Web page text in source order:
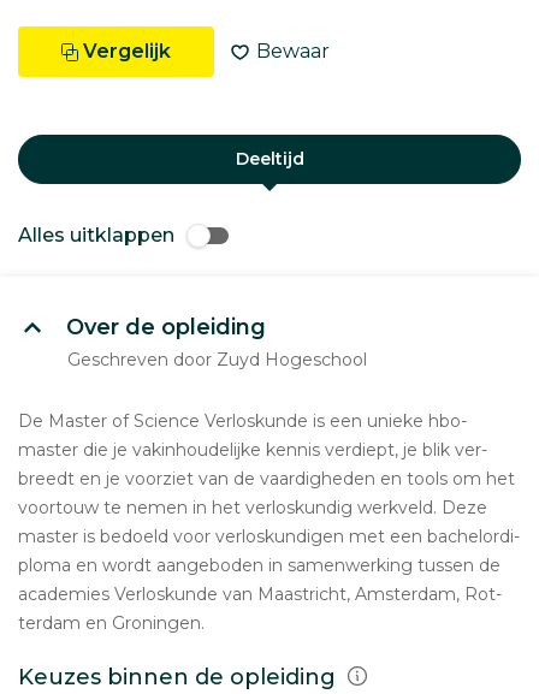
Vergelijk Bewaar
Deeltijd
Alles uitklappen
Over de opleiding
Geschreven door Zuyd Hogeschool
De Master of Science Ver­los­kun­de is een unieke hbo-
master die je vak­in­hou­de­lij­ke kennis verdiept, je blik ver­
breedt en je voorziet van de vaar­dig­he­den en tools om het
voortouw te nemen in het ver­los­kun­dig werkveld. Deze
master is bedoeld voor ver­los­kun­di­gen met een ba­chel­or­di­
plo­ma en wordt aan­ge­bo­den in sa­men­wer­king tussen de
aca­de­mies Ver­los­kun­de van Maas­tricht, Am­ster­dam, Rot­
ter­dam en Gro­nin­gen.
Keuzes binnen de opleiding